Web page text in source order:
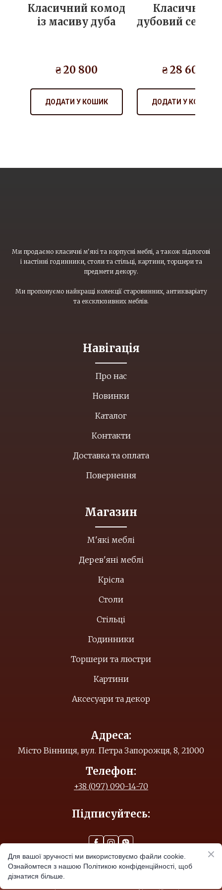
Класичний комод
із масиву дуба
₴ 20 800
ДОДАТИ У КОШИК
Класичний
дубовий
₴ 28 600
ДОДАТИ У КОШИК
Ми продаємо класичні м'які та корпусні меблі, а також підлогові
і настінні годинники, столи та стільці, картини, торшери та
предмети декору.
Ми пропонуємо найкращі колекції старовинних, антикваріату
та ексклюзивних меблів.
Навігація
Про нас
Новинки
Каталог
Контакти
Доставка та оплата
Повернення
Магазин
М'які меблі
Дерев'яні меблі
Крісла
Столи
Стільці
Годинники
Торшери та люстри
Картини
Аксесуари та декор
Адреса:
Місто Вінниця, вул. Петра Запорожця, 8, 21000
Телефон:
+38 (097) 090-14-70
Підписуйтесь:
Для вашої зручності ми використовуємо файли cookie.
Ознайомтеся з нашою Політикою конфіденційності, щоб
дізнатися більше.